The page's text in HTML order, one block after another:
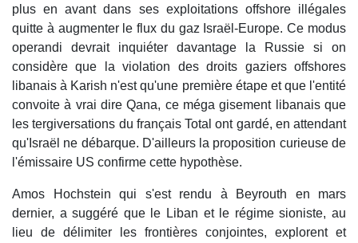
plus en avant dans ses exploitations offshore illégales
quitte à augmenter le flux du gaz Israël-Europe. Ce modus
operandi devrait inquiéter davantage la Russie si on
considère que la violation des droits gaziers offshores
libanais à Karish n'est qu'une première étape et que l'entité
convoite à vrai dire Qana, ce méga gisement libanais que
les tergiversations du français Total ont gardé, en attendant
qu'Israël ne débarque. D'ailleurs la proposition curieuse de
l'émissaire US confirme cette hypothèse.
Amos Hochstein qui s'est rendu à Beyrouth en mars
dernier, a suggéré que le Liban et le régime sioniste, au
lieu de délimiter les frontières conjointes, explorent et